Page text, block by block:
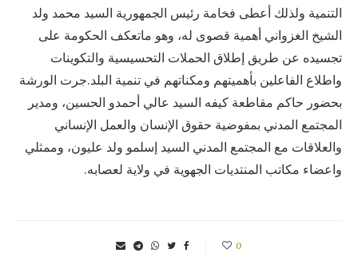
التنمية ولذلك أعطى فخامة رئيس الجمهورية السيد محمد ولد
الشيخ الغزواني أهمية قصوى له، وهو ماتعكف الحكومة على
تجسيده عن طريق إطلاق الحملات التحسيسية والتكوينات
واطلاع الفاعلين بأهميتهم ومكناتهم في تنمية البلد.جرت الورشة
بحضور حاكم مقاطعة كيفه السيد عالي أحمدو الحسين، ومدير
المجتمع المدني بمفوضية حقوق الإنسان والعمل الإنساني
والعلاقات مع المجتمع المدني السيد إسلمو ولد عليون، وممثلي
واعضاء مكاتب المنتديات الجهوية في ولاية لعصابه.
0